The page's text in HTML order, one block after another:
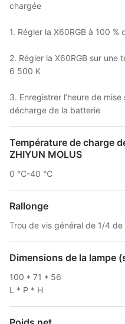
chargée
1. Régler la X60RGB à 100 %
2. Régler la X60RGB sur une
6 500 K
3. Enregistrer l’heure de
décharge de la batterie
Température de charge
ZHIYUN MOLUS
0 ℃-40 ℃
Rallonge
Trou de vis général de 1/4
Dimensions de la lampe
100 * 71 * 56
L * P * H